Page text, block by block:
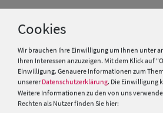
Cookies
Wir brauchen Ihre Einwilligung um Ihnen unter
Ihren Interessen anzuzeigen. Mit dem Klick auf
Einwilligung. Genauere Informationen zum
unserer Datenschutzerklärung. Die Einwilligung
Weitere Informationen zu den von uns
Rechten als Nutzer finden Sie hier: